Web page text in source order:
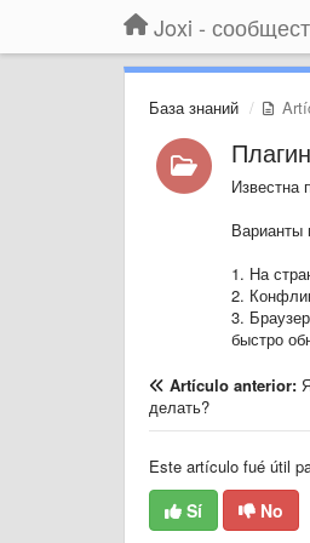
База знаний
Известна
Варианты
1. На
2.
3.
быстро
Artículo anterior:
делать?
Este artículo fué útil
Sí No